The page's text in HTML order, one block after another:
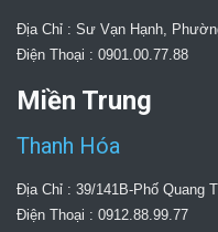
Địa Chỉ : Sư Vạn Hạnh,
Điện Thoại : 0901.00.77.88
Miền Trung
Thanh Hóa
Địa Chỉ : 39/141B-Phố Quang
Điện Thoại : 0912.88.99.77